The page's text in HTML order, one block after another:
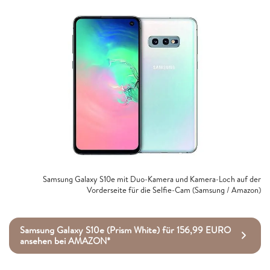
Samsung Galaxy S10e mit Duo-Kamera und Kamera-Loch auf der
Vorderseite für die Selfie-Cam (Samsung / Amazon)
Samsung Galaxy S10e (Prism White) für 156,99 EURO
ansehen bei AMAZON*